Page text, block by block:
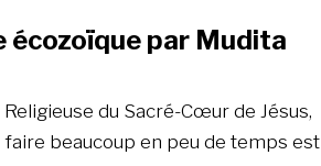
écozoïque par Mudita
du Sacré-Cœur de Jésus,
beaucoup en peu de temps est